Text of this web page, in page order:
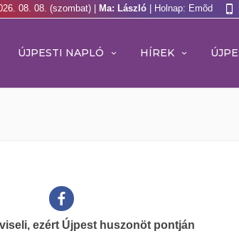
08. 08. (szombat) | Ma: László | Holnap: Emõd
ÚJPESTI NAPLÓ HÍREK
ezért Újpest huszonöt pontján